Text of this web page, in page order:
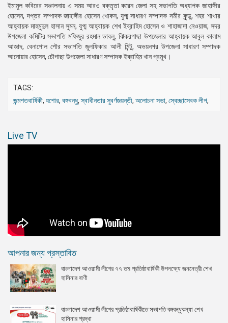
ইমামুল কবিরের সঞ্চালনায় এ সময় আরও বক্তৃতা করেন জেলা সহ সভাপতি অধ্যাপক জাহাঙ্গীর
হোসেন, দপ্তর সম্পাদক জাহাঙ্গীর হোসেন খোকন, যুগ্ম সাধারণ সম্পাদক সমীর কুন্ডু, শহর শাখার
আহ্বায়ক মাহমুদুল হাসান সুমন, যুগ্ম আহ্বায়ক শেখ ইব্রাহিম হোসেন ও শাহাজাদা নেওয়াজ, সদর
উপজেলা কমিটির সভাপতি মফিজুর রহমান ডাবলু, ঝিকরগাছা উপজেলার আহ্বায়ক আবুল কালাম
আজাদ, বেনাপোল পৌর সভাপতি জুলফিকার আলী মিন্টু, অভয়নগর উপজেলা সাধারণ সম্পাদক
আনোয়ার হোসেন, চৌগাছা উপজেলা সাধারণ সম্পাদক ইব্রাহিম খান প্রমূখ।
TAGS:
জন্মশতবার্ষিকী, যশোর, বঙ্গবন্ধু,স্বাধীনতার সুবর্ণজয়ন্তী, অলোচনা সভা, স্বেচ্ছাসেবক লীগ,
Live TV
আপনার জন্য প্রস্তাবিত
বাংলাদেশ আওয়ামী লীগের ৭৭ তম প্রতিষ্ঠাবার্ষিকী উপলক্ষ্যে জননেত্রী শেখ
হাসিনার বাণী
বাংলাদেশ আওয়ামী লীগের প্রতিষ্ঠাবার্ষিকীতে সভাপতি বঙ্গবন্ধুকন্যা শেখ
হাসিনার শ্রদ্ধা